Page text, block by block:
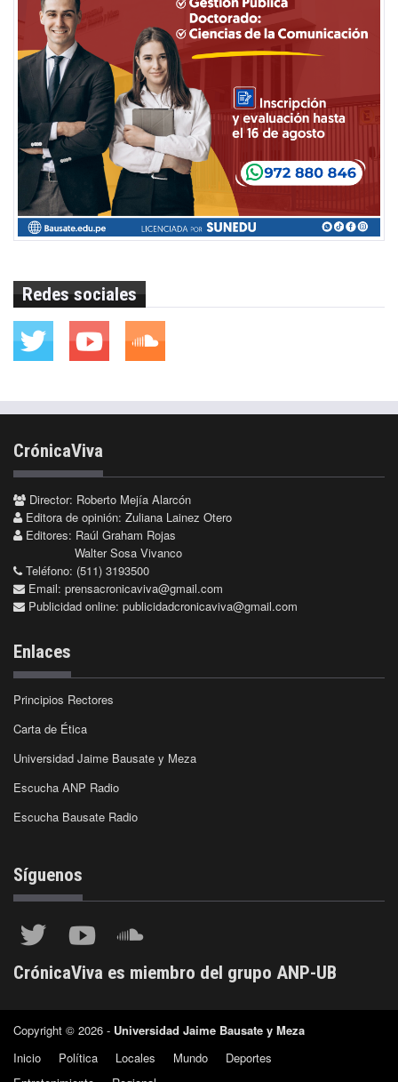
Redes sociales
CrónicaViva
Director: Roberto Mejía Alarcón
Editora de opinión: Zuliana Lainez Otero
Editores: Raúl Graham Rojas
Walter Sosa Vivanco
Teléfono: (511) 3193500
Email: prensacronicaviva@gmail.com
Publicidad online: publicidadcronicaviva@gmail.com
Enlaces
Principios Rectores
Carta de Ética
Universidad Jaime Bausate y Meza
Escucha ANP Radio
Escucha Bausate Radio
Síguenos
CrónicaViva es miembro del grupo ANP-UB
Copyright © 2026 - Universidad Jaime Bausate y Meza
Inicio
Política Locales Mundo
Deportes